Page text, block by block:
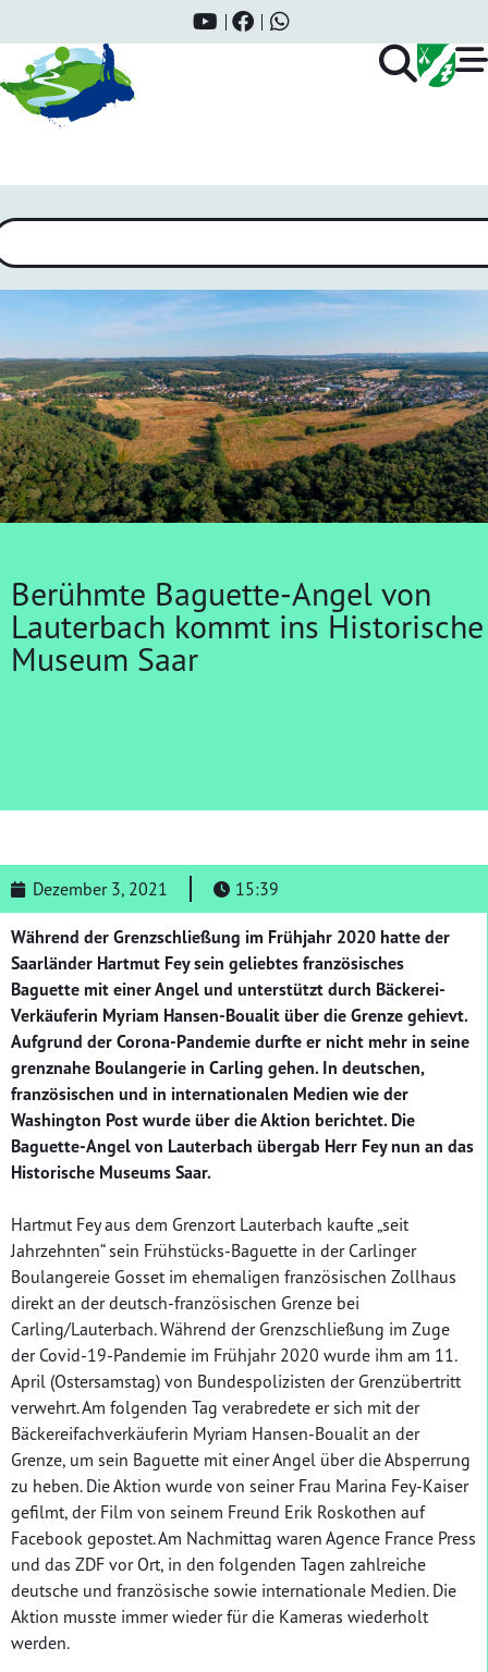
Berühmte Baguette-Angel von
Lauterbach kommt ins Historische
Museum Saar
Dezember 3, 2021 15:39
Während der Grenzschließung im Frühjahr 2020 hatte der
Saarländer Hartmut Fey sein geliebtes französisches
Baguette mit einer Angel und unterstützt durch Bäckerei-
Verkäuferin Myriam Hansen-Boualit über die Grenze gehievt.
Aufgrund der Corona-Pandemie durfte er nicht mehr in seine
grenznahe Boulangerie in Carling gehen. In deutschen,
französischen und in internationalen Medien wie der
Washington Post wurde über die Aktion berichtet. Die
Baguette-Angel von Lauterbach übergab Herr Fey nun an das
Historische Museums Saar.
Hartmut Fey aus dem Grenzort Lauterbach kaufte „seit
Jahrzehnten“ sein Frühstücks-Baguette in der Carlinger
Boulangereie Gosset im ehemaligen französischen Zollhaus
direkt an der deutsch-französischen Grenze bei
Carling/Lauterbach. Während der Grenzschließung im Zuge
der Covid-19-Pandemie im Frühjahr 2020 wurde ihm am 11.
April (Ostersamstag) von Bundespolizisten der Grenzübertritt
verwehrt. Am folgenden Tag verabredete er sich mit der
Bäckereifachverkäuferin Myriam Hansen-Boualit an der
Grenze, um sein Baguette mit einer Angel über die Absperrung
zu heben. Die Aktion wurde von seiner Frau Marina Fey-Kaiser
gefilmt, der Film von seinem Freund Erik Roskothen auf
Facebook gepostet. Am Nachmittag waren Agence France Press
und das ZDF vor Ort, in den folgenden Tagen zahlreiche
deutsche und französische sowie internationale Medien. Die
Aktion musste immer wieder für die Kameras wiederholt
werden.